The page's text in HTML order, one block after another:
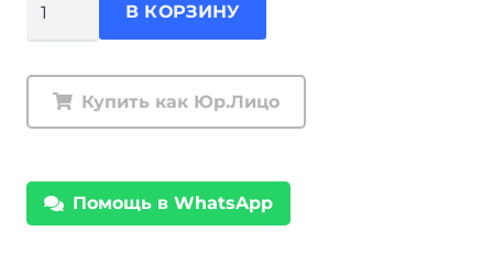
задние
Tough
Nissan
Patrol
В КОРЗИНУ
Купить как Юр.Лицо
Помощь в WhatsApp